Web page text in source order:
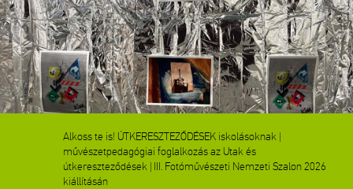
Alkoss te is! ÚTKERESZTEZŐDÉSEK iskolásoknak |
művészetpedagógiai foglalkozás az Utak és
útkereszteződések | III. Fotóművészeti Nemzeti Szalon 2026
kiállításán